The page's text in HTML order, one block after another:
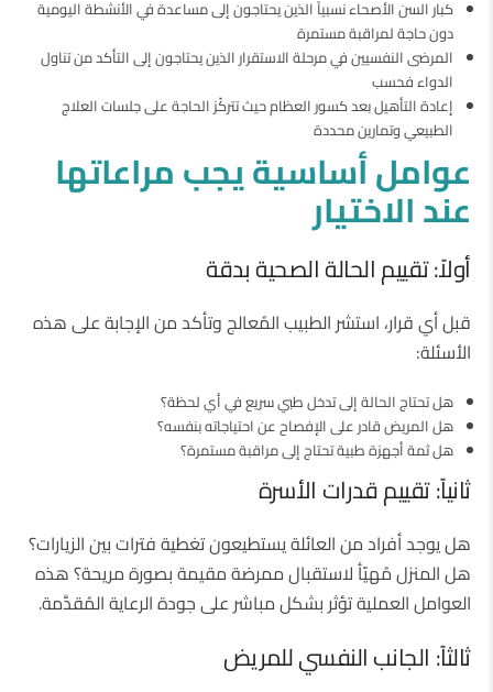
كبار السن الأصحاء نسبياً الذين يحتاجون إلى مساعدة في الأنشطة اليومية
دون حاجة لمراقبة مستمرة
المرضى النفسيين في مرحلة الاستقرار الذين يحتاجون إلى التأكد من تناول
الدواء فحسب
إعادة التأهيل بعد كسور العظام حيث تتركّز الحاجة على جلسات العلاج
الطبيعي وتمارين محددة
عواملأساسيةيجبمراعاتها
عندالاختيار
أولاً: تقييم الحالة الصحية بدقة
قبل أي قرار، استشر الطبيب المُعالج وتأكد من الإجابة على هذه
الأسئلة:
هل تحتاج الحالة إلى تدخل طبي سريع في أي لحظة؟
هل المريض قادر على الإفصاح عن احتياجاته بنفسه؟
هل ثمة أجهزة طبية تحتاج إلى مراقبة مستمرة؟
ثانياً: تقييم قدرات الأسرة
هل يوجد أفراد من العائلة يستطيعون تغطية فترات بين الزيارات؟
هل المنزل مُهيّأ لاستقبال ممرضة مقيمة بصورة مريحة؟ هذه
العوامل العملية تؤثر بشكل مباشر على جودة الرعاية المُقدَّمة.
ثالثاً: الجانب النفسي للمريض